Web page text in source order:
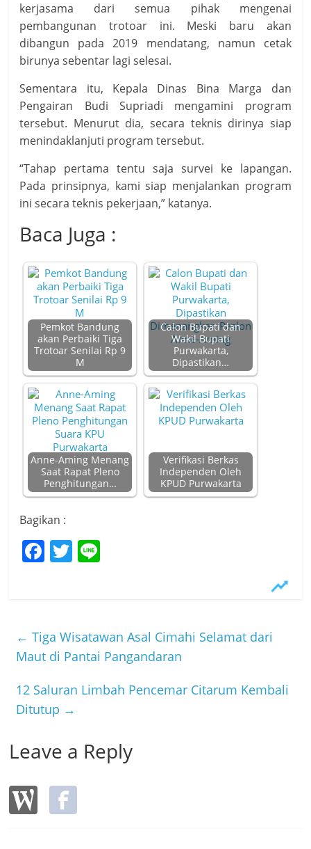
kerjasama dari semua pihak mengenai
pembangunan trotoar ini. Meski baru akan
dibangun pada 2019 mendatang, namun cetak
birunya sebentar lagi selesai.
Sementara itu, Kepala Dinas Bina Marga dan
Pengairan Budi Supriadi mengamini program
tersebut. Menurut dia, secara teknis dirinya siap
menindaklanjuti program tersebut.
“Tahap pertama tentu saja survei ke lapangan.
Pada prinsipnya, kami siap menjalankan program
ini secara teknis pekerjaan,” katanya.
Baca Juga :
Pemkot Bandung
akan Perbaiki Tiga
Trotoar Senilai Rp 9
M
Calon Bupati dan
Wakil Bupati
Purwakarta,
Dipastikan…
Anne-Aming Menang
Saat Rapat Pleno
Penghitungan…
Verifikasi Berkas
Independen Oleh
KPUD Purwakarta
Bagikan :
F
b
o
o
k
T
← Tiga Wisatawan Asal Cimahi Selamat dari
Maut di Pantai Pangandaran
12 Saluran Limbah Pencemar Citarum Kembali
Ditutup →
Leave a Reply